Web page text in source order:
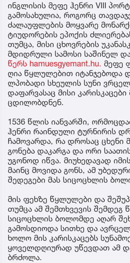
ინგლისის მეფე ჰენრი VIII
გამოსახულია, როგორც
ძალაუფლების მოყვარე
ტიუდორების ეპოქის
თუმცა, მისი ცხოვრების
მდიდრული სამოსი საშინელ
წერს hamuesgyemant.hu. მეფე
ღია წყლულებით იტანჯებოდა
ლპობადი სხეულის სუნი
დაფარვასაც მისი
ცდილობდნენ.
1536 წლის იანვარში,
ჰენრი რაინდული ტურნირის
ჩამოვარდა, რა დროსაც ცხენი
გონება დაკარგა და ორი
უგონოდ იწვა. მიუხედავად
მაინც მოვიდა გონს, ამ
შედეგები მას სიცოცხლის
მის ფეხზე წყლულები და
თუმცა ამ შემთხვევის შემდეგ
სიცოცხლის ბოლომდე აღარ
გამოსდიოდა სითხე და
ხოლო მის კარისკაცებს
ყოველდღიურად უწევდათ ამ
ბრძოლა.